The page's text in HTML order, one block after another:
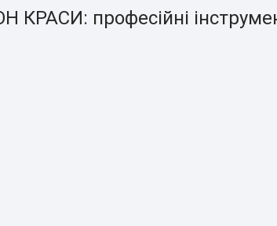
КРАСИ: професійні